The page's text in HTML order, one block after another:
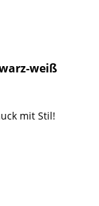
weiß
mit Stil!